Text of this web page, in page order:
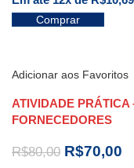
Comprar
Adicionar aos Favoritos
ATIVIDADE PRÁTICA
FORNECEDORES
R$80,00 R$70,00